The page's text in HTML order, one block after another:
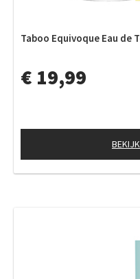
Taboo Equivoque Eau de
€ 19,99